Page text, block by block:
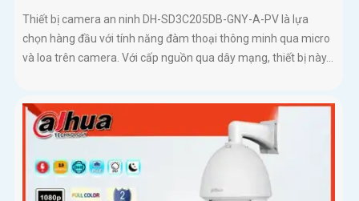
Thiết bị camera an ninh DH-SD3C205DB-GNY-A-PV là lựa
chọn hàng đầu với tính năng đàm thoại thông minh qua micro
và loa trên camera. Với cấp nguồn qua dây mạng, thiết bị này...